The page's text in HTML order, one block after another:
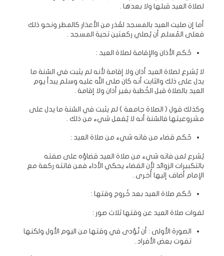
لصلاة العيد قبلها ولا بعدها .
أما إن صليت العيد بالمسجد لعُذر من الأعذار كالمطر ونحو ذلك
فعلى المُسلم أن يُصلي ركعتين تحية المسجد .
حُكم الأذان والإقامة لصلاة العيد :
لا يُشرع لصلاة العيد أذان ولا إقامة لأنه لم يثبت في السُنة ما
يدل على ذلك والثابت أنه كان صلى الله عليه وسلم يبدأ يوم
العيد بالصلاة قبل الخُطبة بغير أذان ولا إقامة .
وكذلك قول ( الصلاة جامعة ) لم يثبت في السُنة ما يدل على
مشروعيتها فالسُنة أنه لا يُفعل شيء من ذلك .
حُكم قضاء من فاته شيء من صلاة العيد :
يُشرع لمن فاته شيء من صلاة العيد قضاؤه على صفته
بالتكبيرات الزوائد لأن القضاء يحكي الأداء فمن فاتته ركعة مع
الإمام أضاف إليها أُخرى .
حُكم صلاة العيد بعد خُروج وقتها :
لفوات صلاة العيد عن وقتها ثلاث صور :
الصورة الأولى : أن تُؤدى في وقتها من اليوم الأول ولكنها
تفوت بعض الأفراد .